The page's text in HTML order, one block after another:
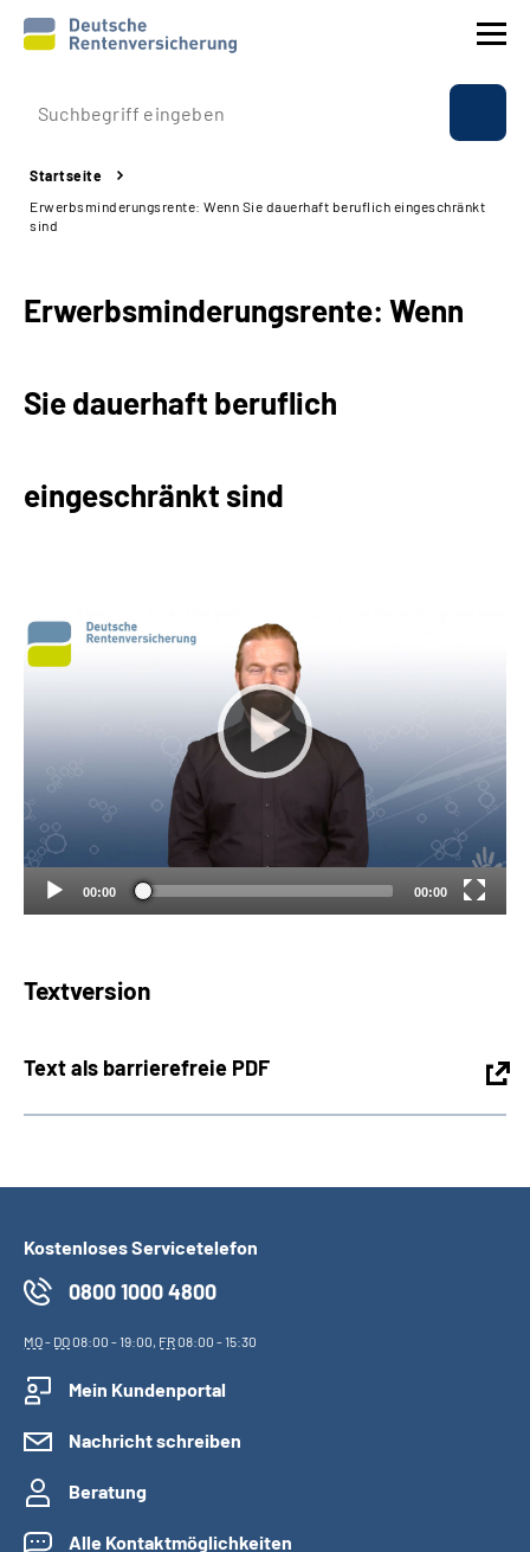
Prävention
Reha
Beratung & Kontakt
Experten
Language
Inhalte in Gebärdensprache (DGS)
Leichte Sprache
Mein Kundenportal
Startseite
Erwerbsminderungsrente: Wenn Sie dauerhaft beruflich eingeschränkt
sind
Erwerbsminderungsrente: Wenn
Sie dauerhaft beruflich
eingeschränkt sind
00:00 00:00
Textversion
Text als barrierefreie PDF
Kostenloses Servicetelefon
0800 1000 4800
MO- DO08:00 - 19:00, FR08:00 - 15:30
Mein Kundenportal
Nachricht schreiben
Beratung
Alle Kontaktmöglichkeiten